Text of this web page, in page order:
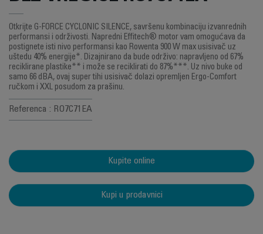
Otkrijte G-FORCE CYCLONIC SILENCE, savršenu kombinaciju izvanrednih
performansi i održivosti. Napredni Effitech® motor vam omogućava da
postignete isti nivo performansi kao Rowenta 900 W max usisivač uz
uštedu 40% energije*. Dizajnirano da bude održivo: napravljeno od 67%
reciklirane plastike** i može se reciklirati do 87%***. Uz nivo buke od
samo 66 dBA, ovaj super tihi usisivač dolazi opremljen Ergo-Comfort
ručkom i XXL posudom za prašinu.
Referenca : RO7C71EA
Kupite online
Kupi u prodavnici